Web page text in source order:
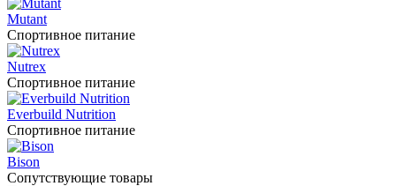
Mutant
Спортивное питание
Nutrex
Спортивное питание
Everbuild Nutrition
Спортивное питание
Bison
Сопутствующие товары